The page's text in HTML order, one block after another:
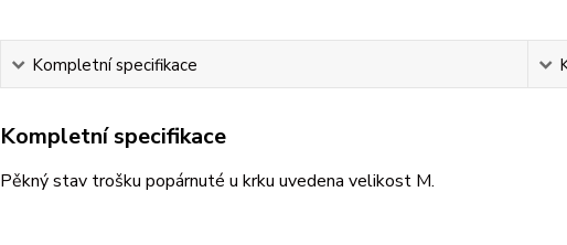
Kompletní specifikace
Kompletní specifikace
Pěkný stav trošku popárnuté u krku uvedena velikost M.